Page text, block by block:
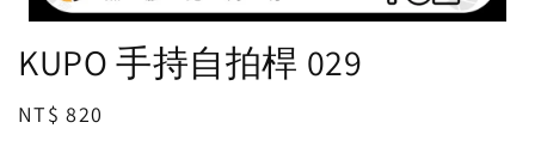
KUPO 手持自拍桿 029
Regular
NT$ 820